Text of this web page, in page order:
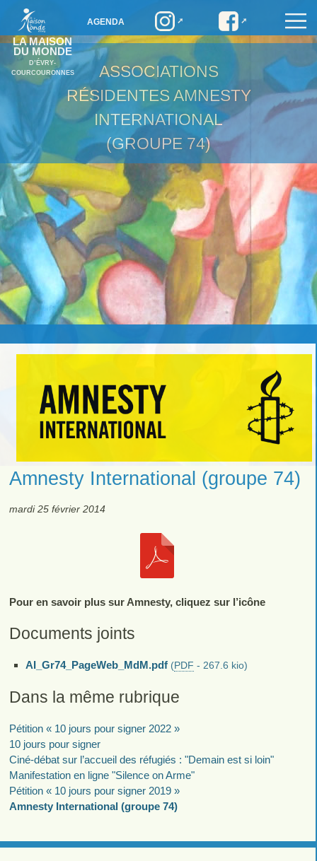
LA MAISON
DU MONDE
D’ÉVRY-
COURCOURONNES
AGENDA
ASSOCIATIONS
RÉSIDENTES AMNESTY
INTERNATIONAL
(GROUPE 74)
Amnesty International (groupe 74)
mardi 25 février 2014
Pour en savoir plus sur Amnesty, cliquez sur l’icône
Documents joints
AI_Gr74_PageWeb_MdM.pdf (PDF - 267.6 kio)
Dans la même rubrique
Pétition « 10 jours pour signer 2022 »
10 jours pour signer
Ciné-débat sur l’accueil des réfugiés : "Demain est si loin"
Manifestation en ligne "Silence on Arme"
Pétition « 10 jours pour signer 2019 »
Amnesty International (groupe 74)